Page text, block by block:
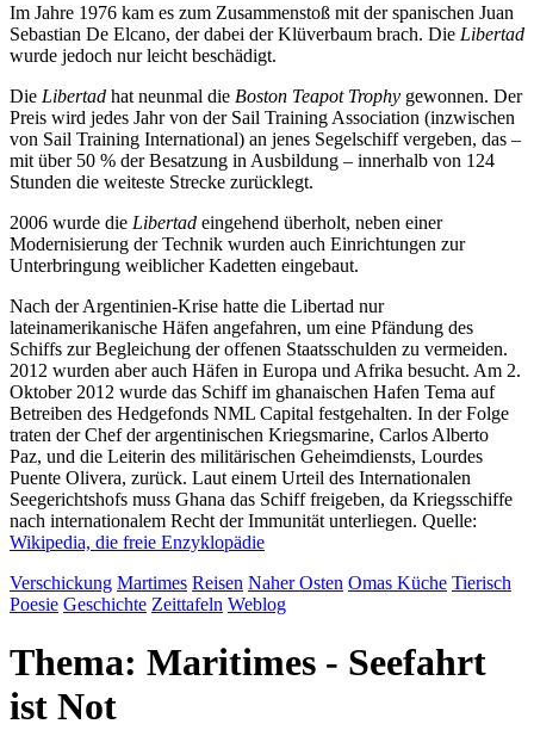
Im Jahre 1976 kam es zum Zusammenstoß mit der spanischen Juan
Sebastian De Elcano, der dabei der Klüverbaum brach. Die Libertad
wurde jedoch nur leicht beschädigt.
Die Libertad hat neunmal die Boston Teapot Trophy gewonnen. Der
Preis wird jedes Jahr von der Sail Training Association (inzwischen
von Sail Training International) an jenes Segelschiff vergeben, das –
mit über 50 % der Besatzung in Ausbildung – innerhalb von 124
Stunden die weiteste Strecke zurücklegt.
2006 wurde die Libertad eingehend überholt, neben einer
Modernisierung der Technik wurden auch Einrichtungen zur
Unterbringung weiblicher Kadetten eingebaut.
Nach der Argentinien-Krise hatte die Libertad nur
lateinamerikanische Häfen angefahren, um eine Pfändung des
Schiffs zur Begleichung der offenen Staatsschulden zu vermeiden.
2012 wurden aber auch Häfen in Europa und Afrika besucht. Am 2.
Oktober 2012 wurde das Schiff im ghanaischen Hafen Tema auf
Betreiben des Hedgefonds NML Capital festgehalten. In der Folge
traten der Chef der argentinischen Kriegsmarine, Carlos Alberto
Paz, und die Leiterin des militärischen Geheimdiensts, Lourdes
Puente Olivera, zurück. Laut einem Urteil des Internationalen
Seegerichtshofs muss Ghana das Schiff freigeben, da Kriegsschiffe
nach internationalem Recht der Immunität unterliegen. Quelle:
Wikipedia, die freie Enzyklopädie
Verschickung Martimes Reisen Naher Osten Omas Küche Tierisch
Poesie Geschichte Zeittafeln Weblog
Thema: Maritimes - Seefahrt
ist Not